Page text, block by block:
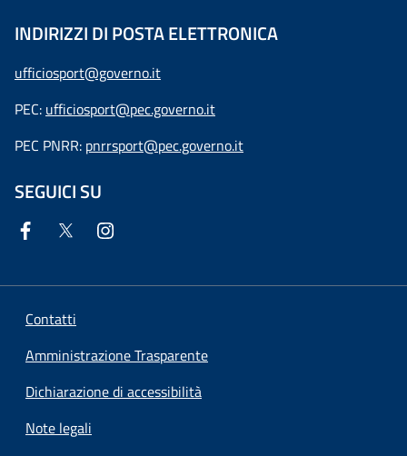
INDIRIZZI DI POSTA ELETTRONICA
ufficiosport@governo.it
PEC: ufficiosport@pec.governo.it
PEC PNRR: pnrrsport@pec.governo.it
SEGUICI SU
Contatti
Amministrazione Trasparente
Dichiarazione di accessibilità
Note legali